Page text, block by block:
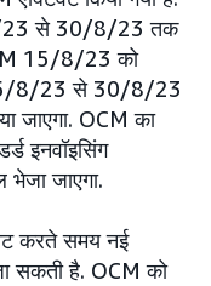
23 से 30/8/23 तक
15/8/23 को
15/8/23 से 30/8/23
जाएगा. OCM का
इनवॉइसिंग
जाएगा.
करते समय नई
सकती है. OCM को